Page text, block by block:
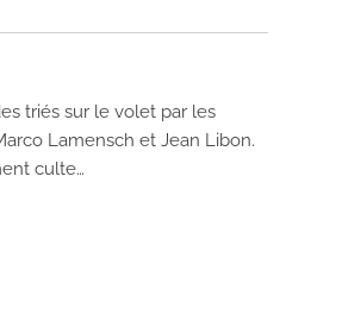
triés sur le volet par les
Lamensch et Jean Libon.
culte…